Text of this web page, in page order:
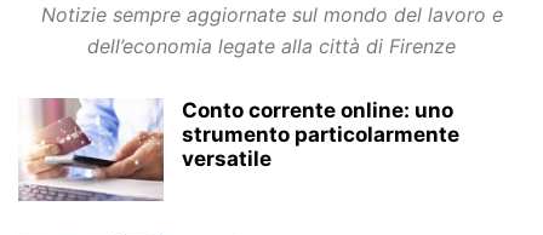
Notizie sempre aggiornate sul mondo del lavoro e
dell’economia legate alla città di Firenze
Conto corrente online: uno
strumento particolarmente
versatile